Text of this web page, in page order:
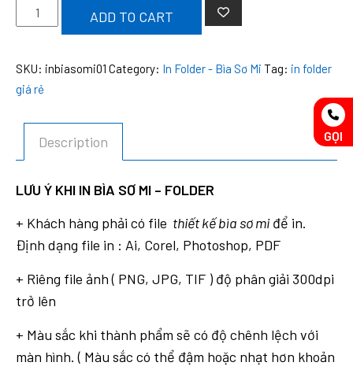
Bìa
Mi
-
ADD TO CART
SKU: inbiasomi01 Category: In Folder - Bìa Sơ Mi Tag: in folder
giá rẻ
Description
LƯU Ý KHI IN BÌA SƠ MI – FOLDER
+ Khách hàng phải có file thiết kế bìa sơ miđể in.
Định dạng file in : Ai, Corel, Photoshop, PDF
+ Riêng file ảnh ( PNG, JPG, TIF ) độ phân giải 300dpi
trở lên
+ Màu sắc khi thành phẩm sẽ có độ chênh lệch với
màn hình. ( Màu sắc có thể đậm hoặc nhạt hơn khoản
GỌI